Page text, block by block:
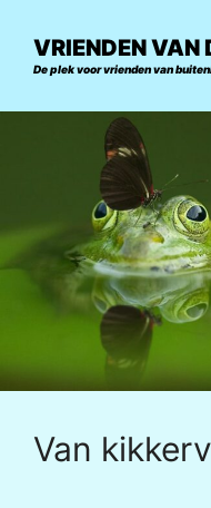
naarVRIENDEN VAN
De plek voor vrienden van
Van